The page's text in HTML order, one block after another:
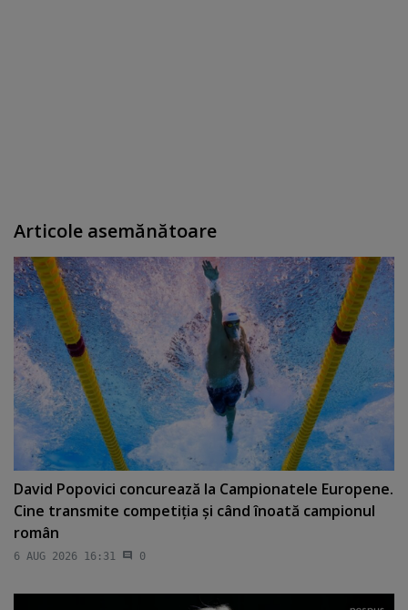
Articole asemănătoare
David Popovici concurează la Campionatele Europene.
Cine transmite competiţia şi când înoată campionul
român
6 AUG 2026 16:31 0